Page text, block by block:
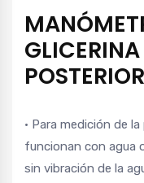
• Para medición de
funcionan con agua
sin vibración de la